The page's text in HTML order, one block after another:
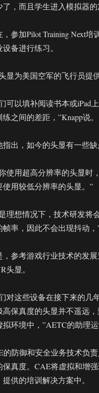
了，而且学生进入模拟器
，参加Pilot Training Next
备进行练习。
显为美国空军的飞行员提
可以填补阅读书本或iPad
之间的差距，”Knapp说。
指出，如今的头显有一些缺
使用超高分辨率的头显时
使用较低分辨率的头显。”
理想情况下，技术研发将
帧率，因此不会出现抖动
，参考游戏行业技术的发
头显。
对这些设备在接下来的几
高保真度的头显并不遥远
拟环境中，”AETC的助理运
的防御和安全业务技术负
保真度。CAE将虚拟和增
提供的培训解决方案中。